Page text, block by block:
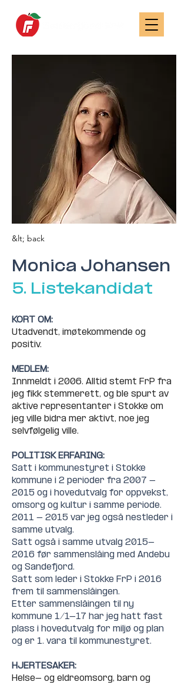
&lt; back
Monica Johansen
5. Listekandidat
KORT OM:
Utadvendt, imøtekommende og
positiv.
MEDLEM:
Innmeldt i 2006. Alltid stemt FrP fra
jeg fikk stemmerett, og ble spurt av
aktive representanter i Stokke om
jeg ville bidra mer aktivt, noe jeg
selvfølgelig ville.
POLITISK ERFARING:
Satt i kommunestyret i Stokke
kommune i 2 perioder fra 2007 -
2015 og i hovedutvalg for oppvekst,
omsorg og kultur i samme periode.
2011 - 2015 var jeg også nestleder i
samme utvalg.
Satt også i samme utvalg 2015-
2016 før sammenslåing med Andebu
og Sandefjord.
Satt som leder i Stokke FrP i 2016
frem til sammenslåingen.
Etter sammenslåingen til ny
kommune 1/1-17 har jeg hatt fast
plass i hovedutvalg for miljø og plan
og er 1. vara til kommunestyret.
HJERTESAKER:
Helse- og eldreomsorg, barn og